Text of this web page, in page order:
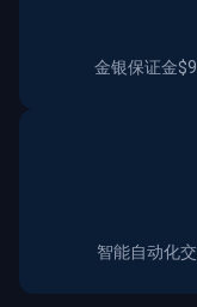
金银保证金
智能自动化